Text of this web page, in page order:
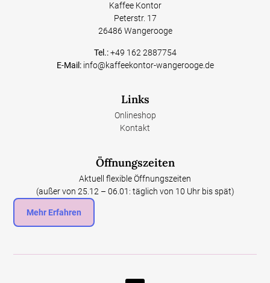
Kaffee Kontor
Peterstr. 17
26486 Wangerooge
Tel.: +49 162 2887754
E-Mail: info@kaffeekontor-wangerooge.de
Links
Onlineshop
Kontakt
Öffnungszeiten
Aktuell flexible Öffnungszeiten
(außer von 25.12 – 06.01: täglich von 10 Uhr bis spät)
Mehr Erfahren